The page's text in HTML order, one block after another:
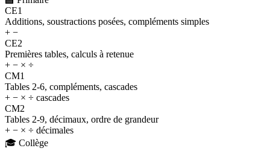
CE1
Additions, soustractions posées, compléments simples
+ −
CE2
Premières tables, calculs à retenue
+ − × ÷
CM1
Tables 2-6, compléments, cascades
+ − × ÷ cascades
CM2
Tables 2-9, décimaux, ordre de grandeur
+ − × ÷ décimales
🎓 Collège